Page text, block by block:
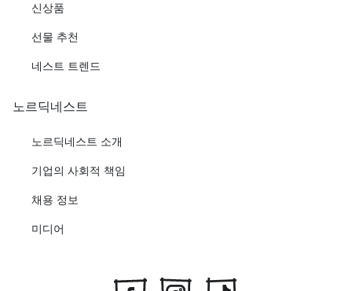
신상품
선물 추천
네스트 트렌드
노르딕네스트
노르딕네스트 소개
기업의 사회적 책임
채용 정보
미디어